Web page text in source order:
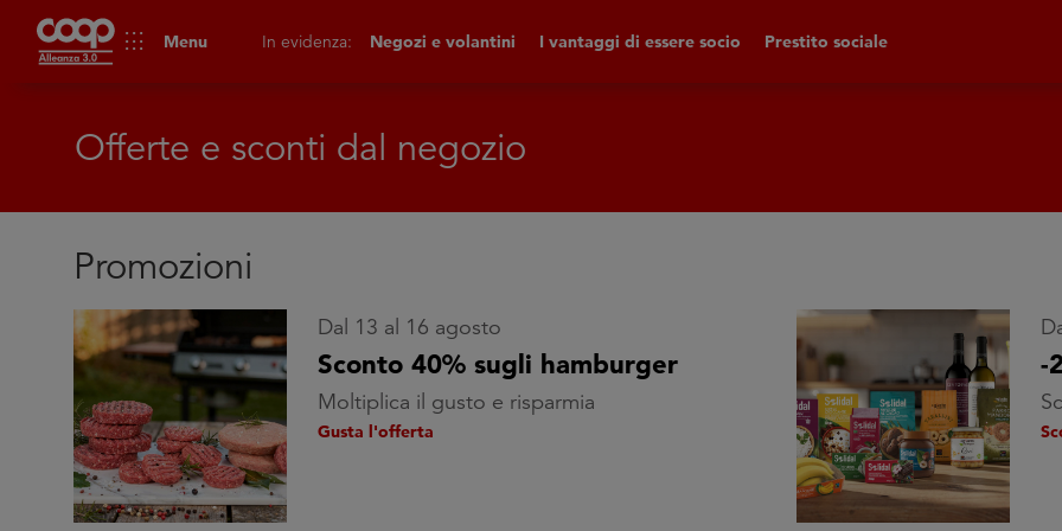
apps Menu In evidenza: Negozi e volantini I vantaggi di essere socio Prestito sociale
Offerte e sconti dal negozio
Promozioni
Dal 13 al 16 agosto
Sconto 40% sugli hamburger
Moltiplica il gusto e risparmia
Gusta l'offerta
-